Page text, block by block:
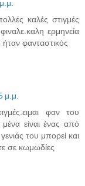
καλές στιγμές
ερμηνεία
φανταστικός
μ.μ.
φαν του
είναι ένας από
του μπορεί και
σε κωμωδίες